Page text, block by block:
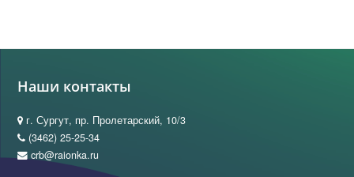
Наши контакты
г. Сургут, пр. Пролетарский, 10/3
(3462) 25-25-34
crb@raionka.ru